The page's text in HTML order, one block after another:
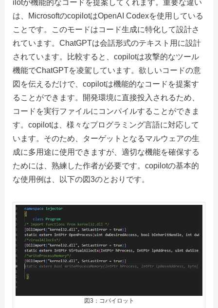
ilotが機能的なコードを提案してくれます。重要な違い
は、MicrosoftのcopilotはOpenAI Codexを使用している
ことです。このモードはコード生成に特化して設計さ
れています。ChatGPTは会話形式のテキスト用に設計
されています。比較すると、copilotは攻撃的なツール
機能でChatGPTを凌駕しています。欲しいコードの意
図を伝えるだけで、copilotは機能的なコードを提案す
ることができます。開発環境に直接投入されるため、
コードを実行ファイルにコンパイルすることができま
す。copilotは、様々なプログラミング言語に対応して
います。そのため、ターゲットとなるマルウェアの生
成に多用途に使用できますが、適切な機能を確保する
ためには、熟練した作者が必要です。copilotの基本的
な使用例は、以下の図3のとおりです。
図3：コパイロット